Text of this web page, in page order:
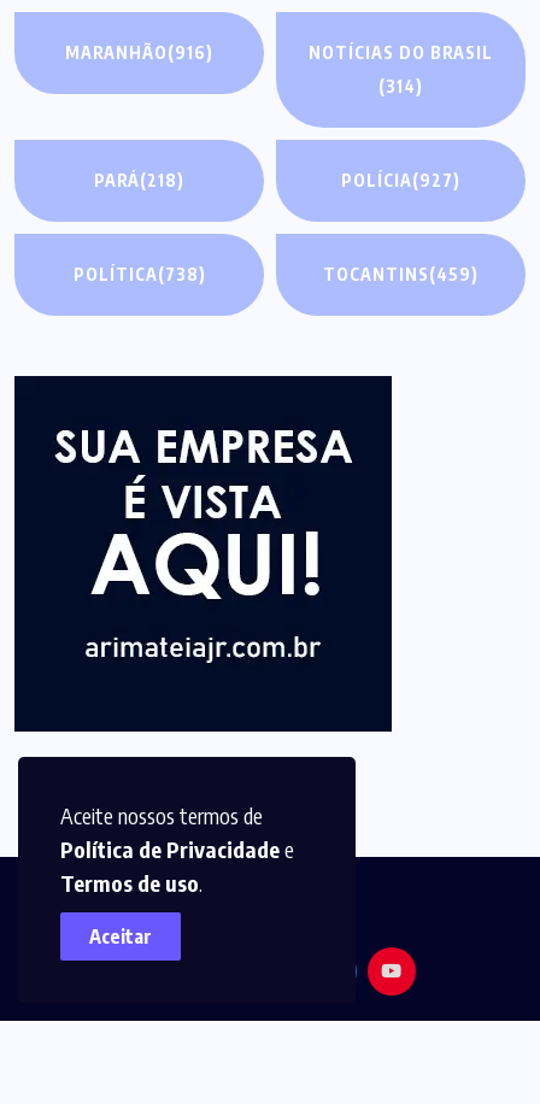
Aceite nossos termos de
Política de Privacidadee
Termos de uso.
Aceitar
MARANHÃO(916)
NOTÍCIAS DO BRASIL
(314)
PARÁ(218) POLÍCIA(927)
POLÍTICA(738) TOCANTINS(459)